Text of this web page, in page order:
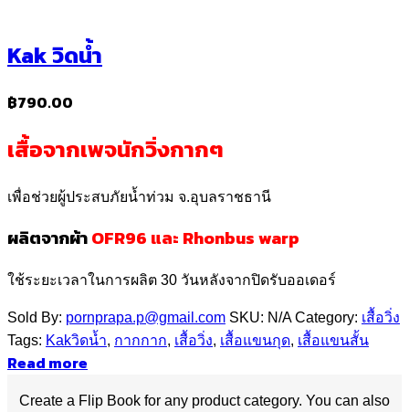
Kak วิดน้ำ
฿790.00
เสื้อจากเพจนักวิ่งกากๆ
เพื่อช่วยผู้ประสบภัยน้ำท่วม จ.อุบลราชธานี
ผลิตจากผ้าOFR96 และ Rhonbus warp
ใช้ระยะเวลาในการผลิต 30 วันหลังจากปิดรับออเดอร์
Sold By: pornprapa.p@gmail.com SKU: N/A Category: เสื้อวิ่ง
Tags: Kakวิดน้ำ, กากกาก, เสื้อวิ่ง, เสื้อแขนกุด, เสื้อแขนสั้น
Read more
Create a Flip Book for any product category. You can also